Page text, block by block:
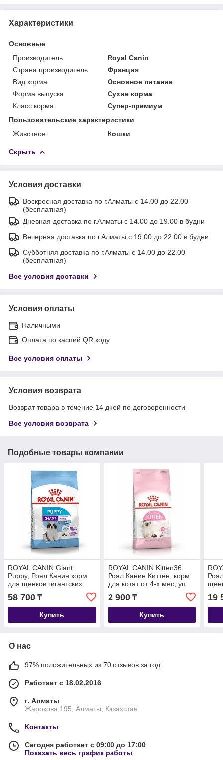
Характеристики
Основные
Производитель
Royal Canin
Страна производитель
Франция
Вид корма
Основное питание
Форма выпуска
Сухие корма
Класс корма
Супер-премиум
Пользовательские характеристики
Животное
Кошки
Скрыть
Условия доставки
Воскресная доставка по г.Алматы с 14.00 до 22.00
(бесплатная)
Дневная доставка по г.Алматы с 14.00 до 19.00 в будни
Вечерняя доставка по г.Алматы с 19.00 до 22.00 в будни
Субботняя доставка по г.Алматы с 14.00 до 22.00
(бесплатная)
Все условия доставки
Условия оплаты
Наличными
Оплата по каспий QR коду.
Все условия оплаты
Условия возврата
Возврат товара в течение 14 дней по договоренности
Все условия возврата
Подобные товары компании
ROYAL CANIN Giant
Puppy, Роял Канин корм
для щенков гигантских
пород с 2 до 8 месяцев,
уп. 15кг
58 700 ₸
Купить
ROYAL CANIN Kitten36,
Роял Канин Киттен, корм
для котят от 4-х мес, уп.
2 900₸
Купить
19
О нас
97% положительных из 70 отзывов за год
Работает с 18.02.2016
г. Алматы
Жарокова 195, Алматы, Казахстан
Контакты
Сегодня работает с 09:00 до 17:00
Показать весь график работы